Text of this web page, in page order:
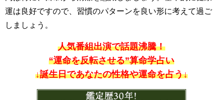
運は良好ですので、習慣のパターンを良い形に考えて過ご
しましょう。
人気番組出演で話題沸騰！
“運命を反転させる”算命学占い
↓誕生日であなたの性格や運命を占う↓